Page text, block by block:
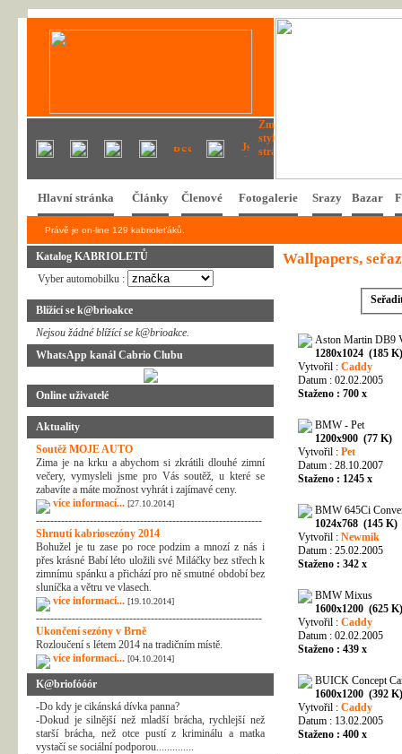
Hlavní stránka Články Členové Fotogalerie Srazy Bazar
Právě je on-line 129 kabrioleťáků.
Katalog KABRIOLETŮ
Vyber automobilku :
Blížící se k@brioakce
Nejsou žádné blížící se k@brioakce.
WhatsApp kanál Cabrio Clubu
Online uživatelé
Aktuality
Soutěž MOJE AUTO
Zima je na krku a abychom si zkrátili dlouhé zimní
večery, vymysleli jsme pro Vás soutěž, u které se
zabavíte a máte možnost vyhrát i zajímavé ceny.
více informací... [27.10.2014]
---------------------------------------------------------------
Shrnutí kabriosezóny 2014
Bohužel je tu zase po roce podzim a mnozí z nás i
přes krásné Babí léto uložili své Miláčky bez střech k
zimnímu spánku a přichází pro ně smutné období bez
sluníčka a větru ve vlasech.
více informací... [19.10.2014]
---------------------------------------------------------------
Ukončení sezóny v Brně
Rozloučení s létem 2014 na tradičním místě.
více informací... [04.10.2014]
K@briofóóór
-Do kdy je cikánská dívka panna?
-Dokud je silnější než mladší brácha, rychlejší než
starší brácha, než otce pustí z kriminálu a matka
vystačí se sociální podporou..............
Wallpapers,
Aston Martin DB9
1280x1024 (185 K)
Vytvořil : Caddy
Datum : 02.02.2005
Staženo : 700 x
BMW - Pet
1200x900 (77 K)
Vytvořil : Pet
Datum : 28.10.2007
Staženo : 1245 x
BMW 645Ci
1024x768 (145 K)
Vytvořil : Newmik
Datum : 25.02.2005
Staženo : 342 x
BMW Mixus
1600x1200 (625 K)
Vytvořil : Caddy
Datum : 02.02.2005
Staženo : 439 x
BUICK Concept
1600x1200 (392 K)
Vytvořil : Caddy
Datum : 13.02.2005
Staženo : 400 x